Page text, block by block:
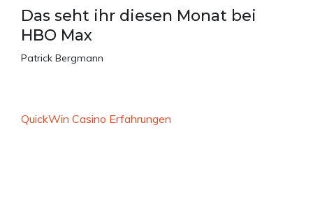
Das seht ihr diesen Monat bei
HBO Max
Patrick Bergmann
QuickWin Casino Erfahrungen